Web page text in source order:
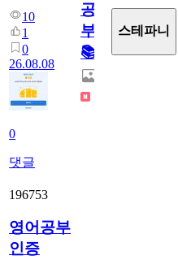
10
1
0
26.08.08
0
댓글
공
부!
📚
스테파니
196753
영어공부
인증